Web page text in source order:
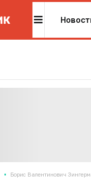
• Борис Валентинович